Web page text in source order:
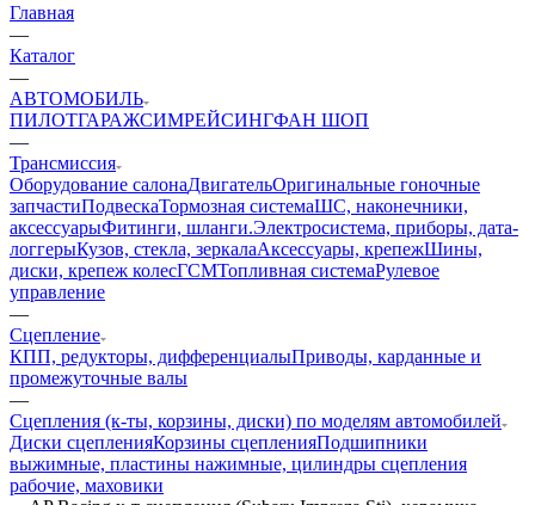
Главная
—
Каталог
—
АВТОМОБИЛЬ
ПИЛОТГАРАЖСИМРЕЙСИНГФАН ШОП
—
Трансмиссия
Оборудование салонаДвигательОригинальные гоночные
запчастиПодвескаТормозная системаШС, наконечники,
аксессуарыФитинги, шланги.Электросистема, приборы, дата-
логгерыКузов, стекла, зеркалаАксессуары, крепежШины,
диски, крепеж колесГСМТопливная системаРулевое
управление
—
Сцепление
КПП, редукторы, дифференциалыПриводы, карданные и
промежуточные валы
—
Сцепления (к-ты, корзины, диски) по моделям автомобилей
Диски сцепленияКорзины сцепленияПодшипники
выжимные, пластины нажимные, цилиндры сцепления
рабочие, маховики